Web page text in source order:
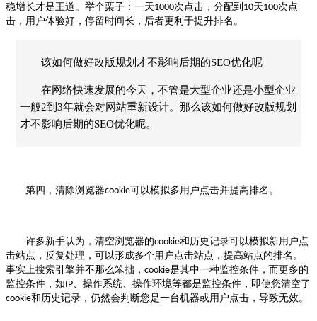
稳增长才是王道。举个栗子：一天1000次点击，分配到 10天100次点
击，用户体验好，停留时间长，后者更利于提升排名。
该如何做好改版规划才不影响后期的SEO优化呢
在网络快速发展的今天，不管是大型企业还是小型企业
一般2到3年就会对网站重新设计。那么该如何做好改版规划
才不影响后期的SEO优化呢。
第四，清除浏览器cookie可以模拟多用户点击并提高排名。
许多新手认为，清空浏览器的cookie和历史记录可以模拟新用户点
击站点，反复处理，可以形成多个用户点击站点，提高站点的排名。
事实上搜索引擎并不那么笨拙， cookie是其中一种监控条件，而更多的
监控条件，如IP 、操作系统、操作环境等都是监控条件，即使您清空了
cookie和历史记录，仍然会判断您是一台机器或用户点击，导致无效。